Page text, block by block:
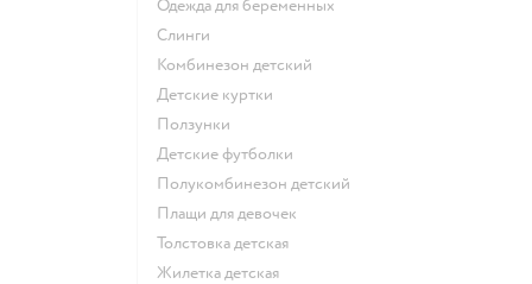
Одежда для беременных
Слинги
Комбинезон детский
Детские куртки
Ползунки
Детские футболки
Полукомбинезон детский
Плащи для девочек
Толстовка детская
Жилетка детская